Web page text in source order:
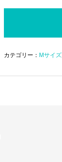
カテゴリー： Mサイズ